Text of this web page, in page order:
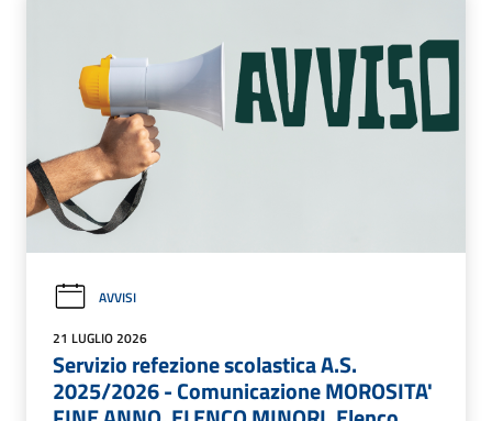
AVVISI
21 LUGLIO 2026
Servizio refezione scolastica A.S.
2025/2026 - Comunicazione MOROSITA'